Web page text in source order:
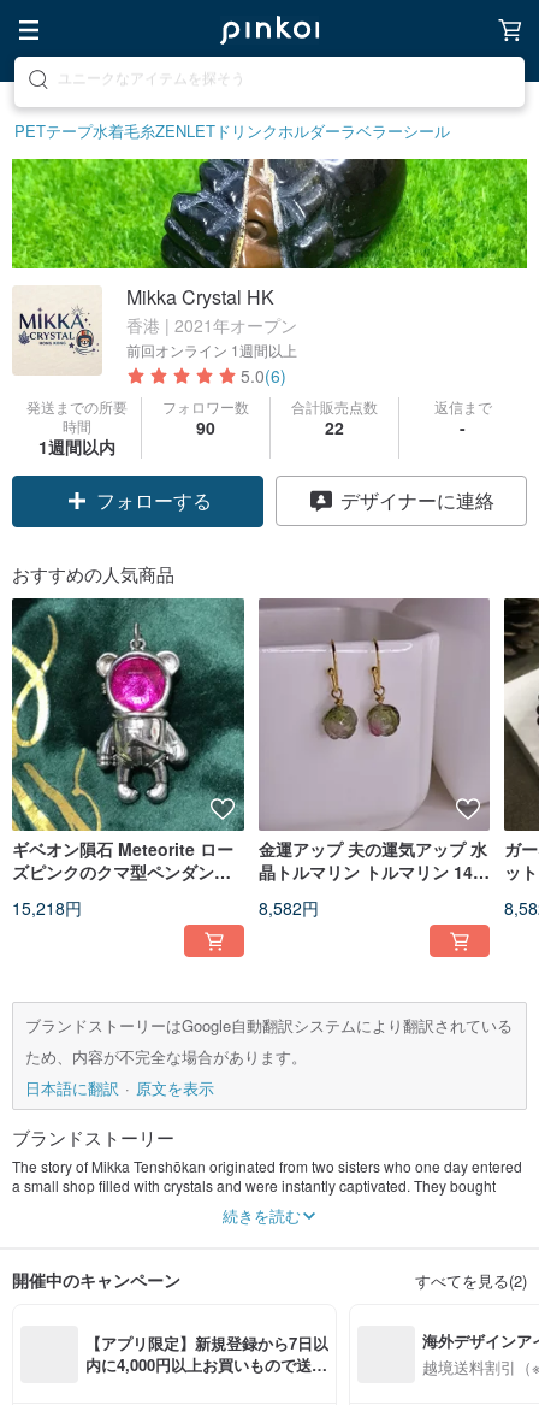
素敵な生活グッズを探そう
PETテープ水着毛糸ZENLET ドリンクホルダーラベラーシール
Mikka Crystal HK
香港 | 2021年オープン
前回オンライン 1週間以上
5.0(6)
発送までの所要
時間
1週間以内
フォロワー数
90
合計販売点数
22
返信まで
-
フォローする デザイナーに連絡
おすすめの人気商品
ギベオン隕石 Meteorite ロー
ズピンクのクマ型ペンダント
ト
15,218円
金運アップ 夫の運気アップ 水
晶トルマリン トルマリン 14K
界で一つだけ
8,582円
ガ
ッ
ブランドストーリーはGoogle自動翻訳システムにより翻訳されている
ため、内容が不完全な場合があります。
日本語に翻訳
原文を表示
ブランドストーリー
The story of Mikka Tenshōkan originated from two sisters who one day entered
a small shop filled with crystals and were instantly captivated. They bought
their first crystal bracelet and gradually amassed a large collection of crystals,
hopes to become a local crystal jewelry designer, creating unique pieces that
It features natural crystals, freshwater pearls, Japanese glass, and is paired
with sterling silver or American 14K gold-plated accessories.
Specializing in titanium, turquoise, super 7 crystals, crystal clusters, and
続きを読む
開催中のキャンペーン すべてを見る(2)
【アプリ限定】新規登録から7日以
内に4,000円以上お買いもので送料
海外デザインア
入
越境送料割引（